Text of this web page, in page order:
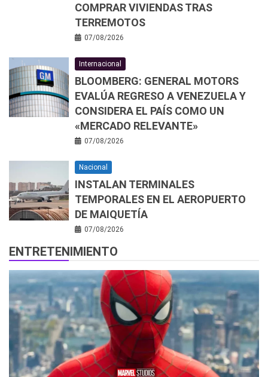
COMPRAR VIVIENDAS TRAS
TERREMOTOS
07/08/2026
Internacional
BLOOMBERG: GENERAL MOTORS
EVALÚA REGRESO A VENEZUELA Y
CONSIDERA EL PAÍS COMO UN
«MERCADO RELEVANTE»
07/08/2026
Nacional
INSTALAN TERMINALES
TEMPORALES EN EL AEROPUERTO
DE MAIQUETÍA
07/08/2026
ENTRETENIMIENTO